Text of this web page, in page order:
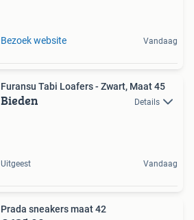
Bezoek website Vandaag
Furansu Tabi Loafers - Zwart, Maat 45
Bieden Details
Uitgeest Vandaag
Prada sneakers maat 42